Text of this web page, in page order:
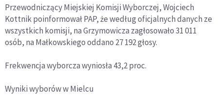
Przewodniczący Miejskiej Komisji Wyborczej, Wojciech
Kottnik poinformował PAP, że według oficjalnych danych ze
wszystkich komisji, na Grzymowicza zagłosowało 31 011
osób, na Małkowskiego oddano 27 192 głosy.
Frekwencja wyborcza wyniosła 43,2 proc.
Wyniki wyborów w Mielcu